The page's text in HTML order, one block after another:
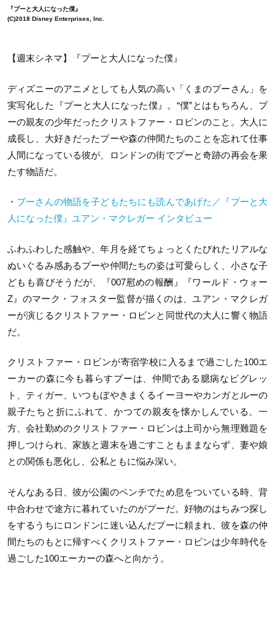
『プーと大人になった僕』
(C)2018 Disney Enterprises, Inc.
【週末シネマ】『プーと大人になった僕』
ディズニーのアニメとしても人気の高い「くまのプーさん」を
実写化した『プーと大人になった僕』。“僕”とはもちろん、プ
ーの親友の少年だったクリストファー・ロビンのこと。大人に
成長し、大好きだったプーや森の仲間たちのことを忘れて仕事
人間になっている彼が、ロンドンの街でプーと奇跡の再会を果
たす物語だ。
・ プーさんの物語を子どもたちにも読んであげた／『プーと大
人になった僕』ユアン・マクレガー インタビュー
ふわふわした感触や、年月を経てちょっとくたびれたリアルな
ぬいぐるみ感あるプーや仲間たちの姿は可愛らしく、小さな子
どもも喜びそうだが、『007慰めの報酬』『ワールド・ウォー
Z』のマーク・フォスター監督が描くのは、ユアン・マクレガ
ーが演じるクリストファー・ロビンと同世代の大人に響く物語
だ。
クリストファー・ロビンが寄宿学校に入るまで過ごした100エ
ーカーの森に今も暮らすプーは、仲間である臆病なピグレッ
ト、ティガー、いつもぼやきまくるイーヨーやカンガとルーの
親子たちと折にふれて、かつての親友を懐かしんでいる。一
方、会社勤めのクリストファー・ロビンは上司から無理難題を
押しつけられ、家族と週末を過ごすこともままならず、妻や娘
との関係も悪化し、公私ともに悩み深い。
そんなある日、彼が公園のベンチでため息をついている時、背
中合わせで途方に暮れていたのがプーだ。好物のはちみつ探し
をするうちにロンドンに迷い込んだプーに頼まれ、彼を森の仲
間たちのもとに帰すべくクリストファー・ロビンは少年時代を
過ごした100エーカーの森へと向かう。